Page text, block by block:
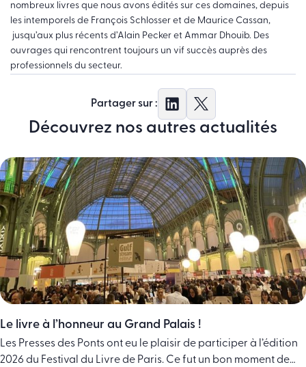
nombreux livres que nous avons édités sur ces domaines, depuis
les intemporels de François Schlosser et de Maurice Cassan,
jusqu’aux plus récents d’Alain Pecker et Ammar Dhouib. Des
ouvrages qui rencontrent toujours un vif succès auprès des
professionnels du secteur.
Partager sur :
Découvrez nos autres actualités
Le livre à l’honneur au Grand Palais !
Les Presses des Ponts ont eu le plaisir de participer à l’édition
2026 du Festival du Livre de Paris. Ce fut un bon moment de